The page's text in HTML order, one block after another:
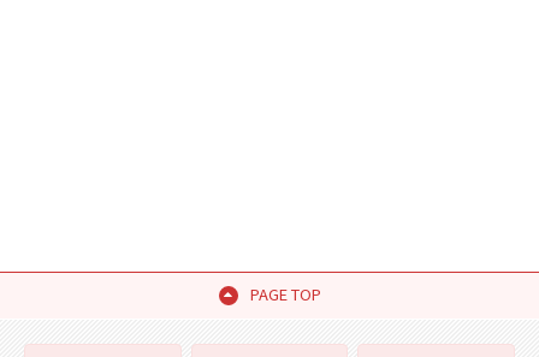
PAGE TOP